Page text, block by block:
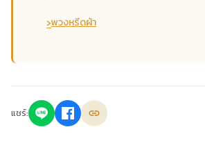
›พวงหรีดผ้า
แชร์: